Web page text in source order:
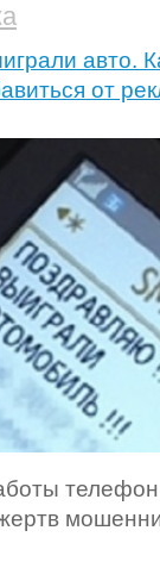
авто.
от